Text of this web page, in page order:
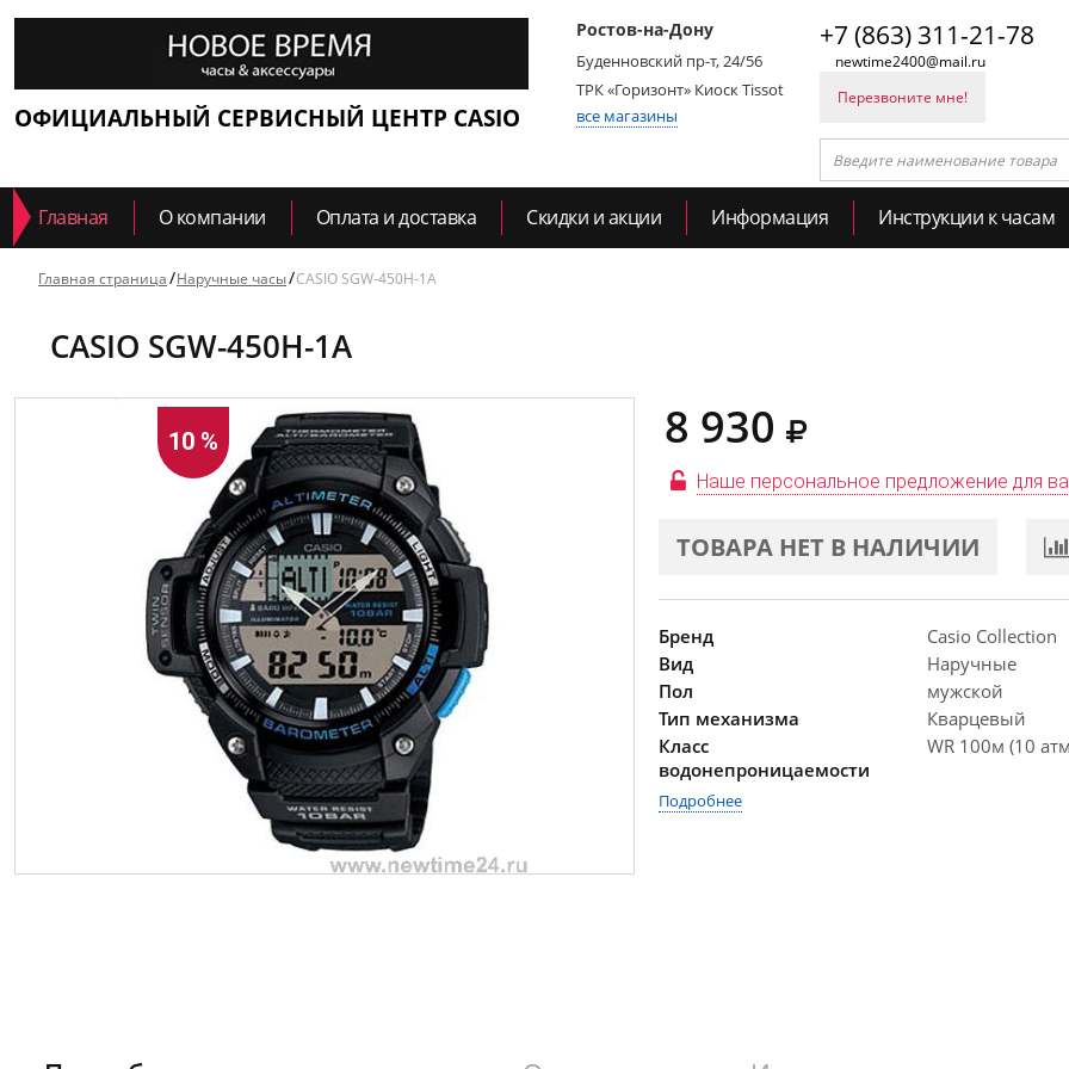
ОФИЦИАЛЬНЫЙ СЕРВИСНЫЙ ЦЕНТР CASIO
Ростов-на-Дону
Буденновский пр-т, 24/56
ТРК «Горизонт» Киоск Tissot
все магазины
+7 (863) 311-21-78
newtime2400@mail.ru
Перезвоните мне!
Главная О компании Оплата и доставка Скидки и акции Информация Инструкции к часам
Главная страница Наручные часы CASIO SGW-450H-1A
CASIO SGW-450H-1A
10 % 8 930
Наше персональное предложение для
ТОВАРА НЕТ В НАЛИЧИИ
Бренд
Casio Collection
Вид
Наручные
Пол
мужской
Тип механизма
Кварцевый
Класс
водонепроницаемости
WR 100м (10
Подробнее